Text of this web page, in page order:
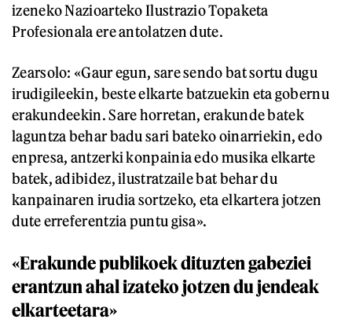
izeneko Nazioarteko Ilustrazio Topaketa
Profesionala ere antolatzen dute.
Zearsolo: «Gaur egun, sare sendo bat sortu dugu
irudigileekin, beste elkarte batzuekin eta gobernu
erakundeekin. Sare horretan, erakunde batek
laguntza behar badu sari bateko oinarriekin, edo
enpresa, antzerki konpainia edo musika elkarte
batek, adibidez, ilustratzaile bat behar du
kanpainaren irudia sortzeko, eta elkartera jotzen
dute erreferentzia puntu gisa».
«Erakunde publikoek dituzten gabeziei
erantzun ahal izateko jotzen du jendeak
elkarteetara»